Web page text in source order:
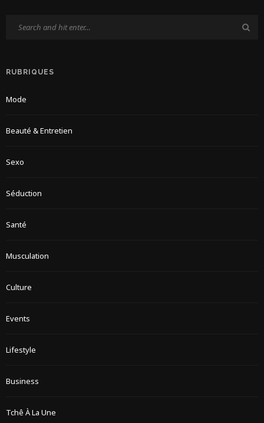
RUBRIQUES
Mode
Beauté & Entretien
Sexo
Séduction
Santé
Musculation
Culture
Events
Lifestyle
Business
Tchê À La Une